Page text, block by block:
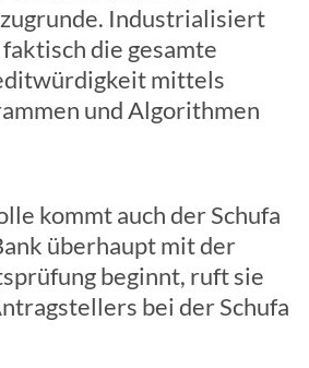
Industrialisiert
die gesamte
mittels
und Algorithmen
kommt auch der Schufa
überhaupt mit der
beginnt, ruft sie
bei der Schufa